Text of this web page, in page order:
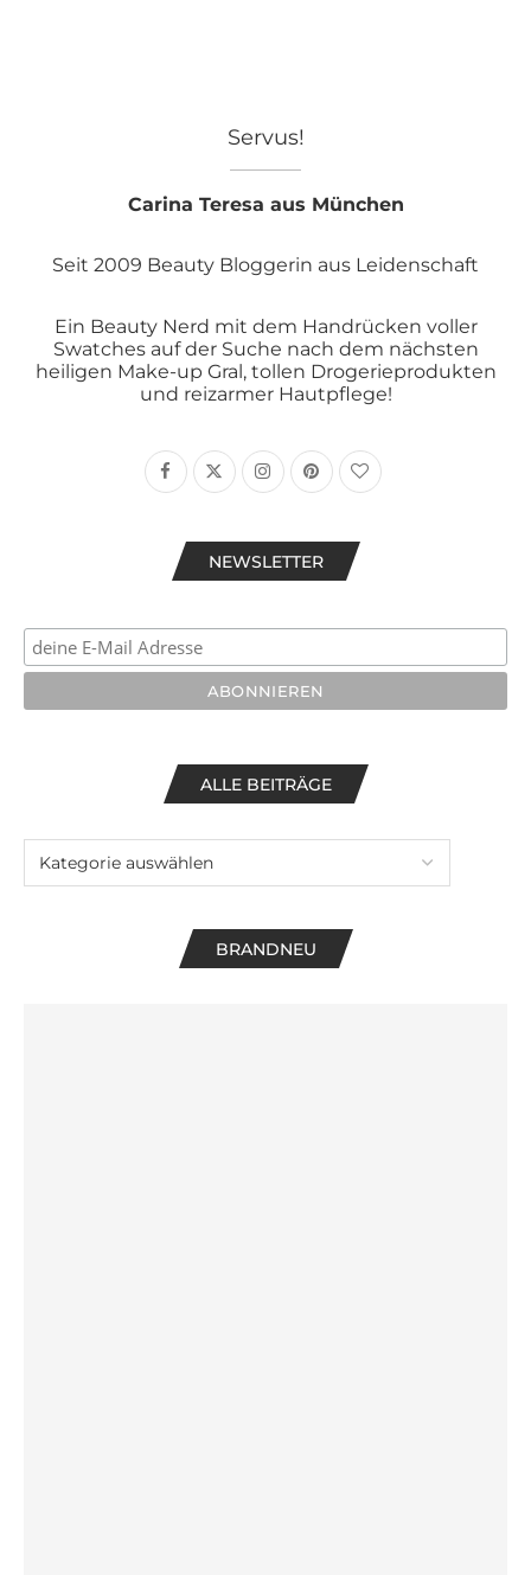
Servus!
Carina Teresa aus München
Seit 2009 Beauty Bloggerin aus Leidenschaft
Ein Beauty Nerd mit dem Handrücken voller
Swatches auf der Suche nach dem nächsten
heiligen Make-up Gral, tollen Drogerieprodukten
und reizarmer Hautpflege!
NEWSLETTER
ALLE BEITRÄGE
BRANDNEU